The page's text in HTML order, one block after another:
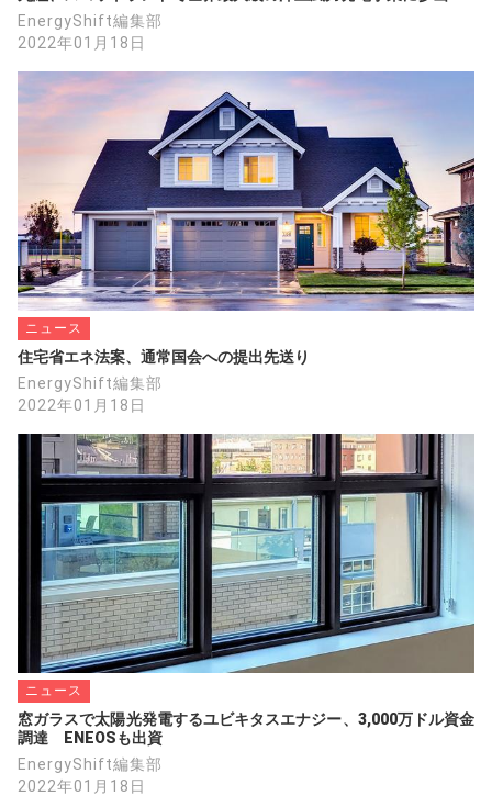
EnergyShift編集部
2022年01月18日
ニュース
住宅省エネ法案、通常国会への提出先送り
EnergyShift編集部
2022年01月18日
ニュース
窓ガラスで太陽光発電するユビキタスエナジー、3,000万ドル資金
調達　ENEOSも出資
EnergyShift編集部
2022年01月18日